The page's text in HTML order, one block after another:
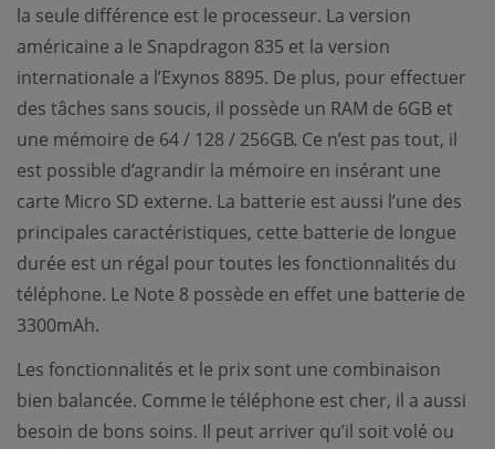
la seule différence est le processeur. La version
américaine a le Snapdragon 835 et la version
internationale a l’Exynos 8895. De plus, pour effectuer
des tâches sans soucis, il possède un RAM de 6GB et
une mémoire de 64 / 128 / 256GB. Ce n’est pas tout, il
est possible d’agrandir la mémoire en insérant une
carte Micro SD externe. La batterie est aussi l’une des
principales caractéristiques, cette batterie de longue
durée est un régal pour toutes les fonctionnalités du
téléphone. Le Note 8 possède en effet une batterie de
3300mAh.
Les fonctionnalités et le prix sont une combinaison
bien balancée. Comme le téléphone est cher, il a aussi
besoin de bons soins. Il peut arriver qu’il soit volé ou